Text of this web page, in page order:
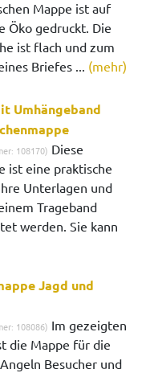
Mappe ist auf
Öko gedruckt. Die
ist flach und zum
Briefes ... (mehr)
Umhängeband
108170) Diese
ist eine praktische
Unterlagen und
Trageband
werden. Sie kann
Jagd und
108086) Im gezeigten
die Mappe für die
Besucher und